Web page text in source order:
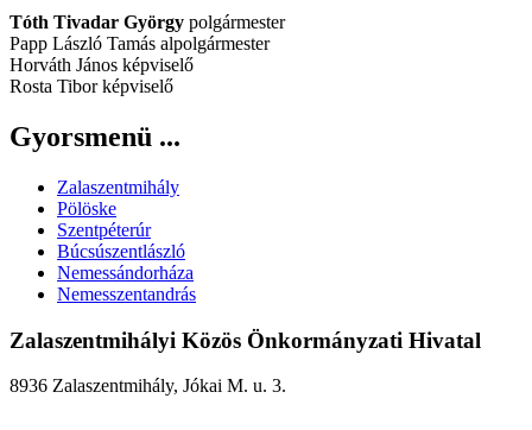
Tóth Tivadar György polgármester
Papp László Tamás alpolgármester
Horváth János képviselő
Rosta Tibor képviselő
Gyorsmenü ...
Zalaszentmihály
Pölöske
Szentpéterúr
Búcsúszentlászló
Nemessándorháza
Nemesszentandrás
Zalaszentmihályi Közös Önkormányzati Hivatal
8936 Zalaszentmihály, Jókai M. u. 3.